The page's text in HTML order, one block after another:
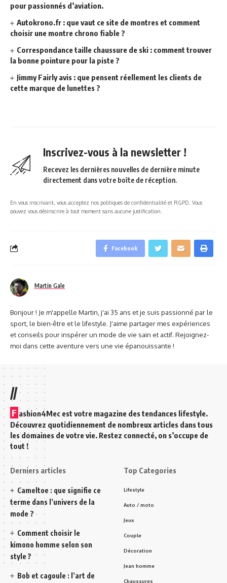
pour passionnés d’aviation.
Autokrono.fr : que vaut ce site de montres et comment
choisir une montre chrono fiable ?
Correspondance taille chaussure de ski : comment trouver
la bonne pointure pour la piste ?
Jimmy Fairly avis : que pensent réellement les clients de
cette marque de lunettes ?
Inscrivez-vous à la newsletter !
Recevez les dernières nouvelles de dernière minute
directement dans votre boîte de réception.
En vous inscrivant, vous acceptez nos politiques de confidentialité et RGPD. Vous
pouvez vous désinscrire à tout moment sans aucune justification.
Facebook
Martin Gale
Bonjour ! Je m'appelle Martin, j'ai 35 ans et je suis passionné par le
sport, le bien-être et le lifestyle. J'aime partager mes expériences
et conseils pour inspérer un mode de vie sain et actif. Rejoignez-
moi dans cette aventure vers une vie épanouissante !
//
F ashion4Mec est votre magazine des tendances lifestyle.
Découvrez quotidiennement de nombreux articles dans tous
les domaines de votre vie. Restez connecté, on s’occupe de
tout !
Derniers articles
Cameltoe : que signifie ce
terme dans l’univers de la
mode ?
Comment choisir le
kimono homme selon son
style ?
Bob et cagoule : l’art de
Top Categories
Lifestyle
Auto / moto
Jeux
Couple
Décoration
Jean homme
Chaussures